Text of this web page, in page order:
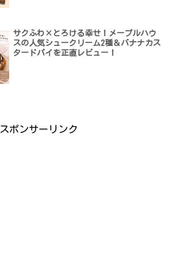
サクふわ×とろける幸せ！メープルハウ
スの人気シュークリーム2種＆バナナカス
タードパイを正直レビュー！
スポンサーリンク